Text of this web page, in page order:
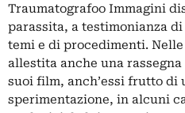
Traumatografoo Immagini
parassita, a testimonianza
temi e di procedimenti.
allestita anche una
suoi film, anch’essi frutto di
sperimentazione, in alcuni